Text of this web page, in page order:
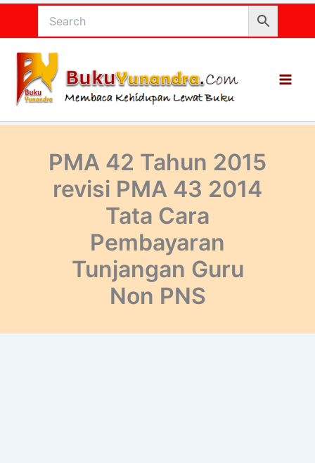
konten
PMA 42 Tahun 2015
revisi PMA 43 2014
Tata Cara
Pembayaran
Tunjangan Guru
Non PNS